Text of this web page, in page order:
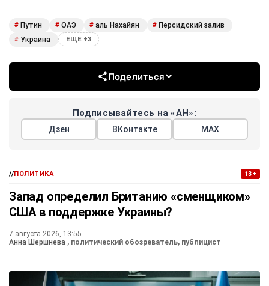
# Путин # ОАЭ # аль Нахайян # Персидский залив
# Украина ЕЩЕ +3
Поделиться
Подписывайтесь на «АН»:
Дзен ВКонтакте МАХ
//ПОЛИТИКА 13+
Запад определил Британию «сменщиком»
США в поддержке Украины?
7 августа 2026, 13:55
Анна Шершнева , политический обозреватель, публицист